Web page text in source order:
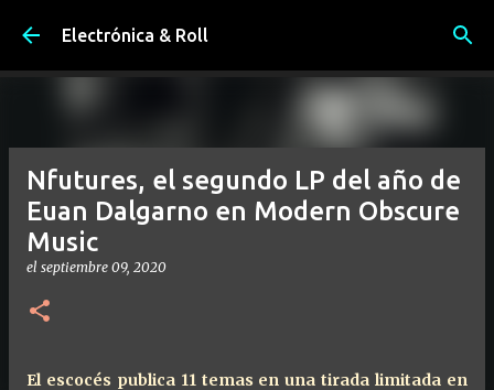
Ir al contenido principal
Electrónica & Roll
Nfutures, el segundo LP del año de
Euan Dalgarno en Modern Obscure
Music
el septiembre 09, 2020
El escocés publica 11 temas en una tirada limitada en